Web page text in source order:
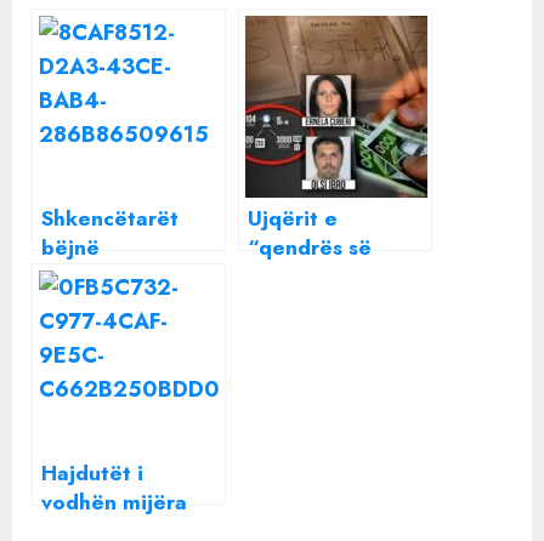
Shkencëtarët
bëjnë
paralajmërimin e
frikshëm:
Temperaturat do
të shkojnë deri
në 52 gradë
Ujqërit e
“qendrës së
Hajdutët i
vodhën mijëra